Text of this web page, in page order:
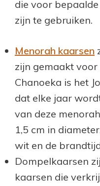
die voor
zijn te gebruiken.
Menorah kaarsen
zijn gemaakt voor
Chanoeka is het
dat elke jaar
van deze
1,5 cm in
wit en de
Dompelkaarsen
kaarsen die